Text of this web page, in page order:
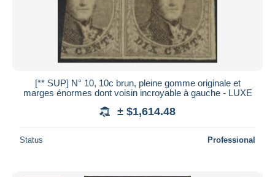
[** SUP] N° 10, 10c brun, pleine gomme originale et
marges énormes dont voisin incroyable à gauche - LUXE
± $1,614.48
Status Professional